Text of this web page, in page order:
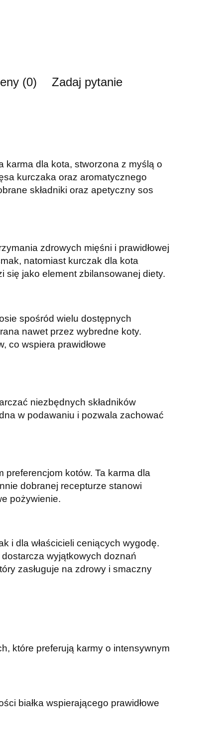
(0) Zadaj pytanie
karma dla kota, stworzona z myślą o
kurczaka oraz aromatycznego
składniki oraz apetyczny sos
zdrowych mięśni i prawidłowej
natomiast kurczak dla kota
się jako element zbilansowanej diety.
spośród wielu dostępnych
nawet przez wybredne koty.
co wspiera prawidłowe
niezbędnych składników
w podawaniu i pozwala zachować
preferencjom kotów. Ta karma dla
dobranej recepturze stanowi
pożywienie.
i dla właścicieli ceniących wygodę.
wyjątkowych doznań
zasługuje na zdrowy i smaczny
które preferują karmy o intensywnym
białka wspierającego prawidłowe